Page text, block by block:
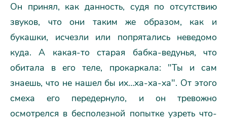
Он принял, как данность, судя по отсутствию
звуков, что они таким же образом, как и
букашки, исчезли или попрятались неведомо
куда. А какая-то старая бабка-ведунья, что
обитала в его теле, прокаркала: "Ты и сам
знаешь, что не нашел бы их…ха-ха-ха". От этого
смеха его передернуло, и он тревожно
осмотрелся в бесполезной попытке узреть что-